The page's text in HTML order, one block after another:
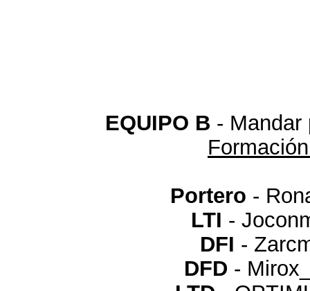
EQUIPO B -
Portero -
LTI -
DFI -
DFD -